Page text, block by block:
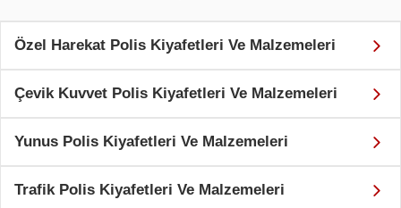
Özel Harekat Polis Kiyafetleri Ve Malzemeleri
Çevik Kuvvet Polis Kiyafetleri Ve Malzemeleri
Yunus Polis Kiyafetleri Ve Malzemeleri
Trafik Polis Kiyafetleri Ve Malzemeleri